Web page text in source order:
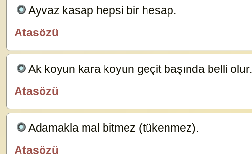
Ayvaz kasap hepsi bir hesap.
Atasözü
Ak koyun kara koyun geçit başında belli olur.
Atasözü
Adamakla mal bitmez (tükenmez).
Atasözü